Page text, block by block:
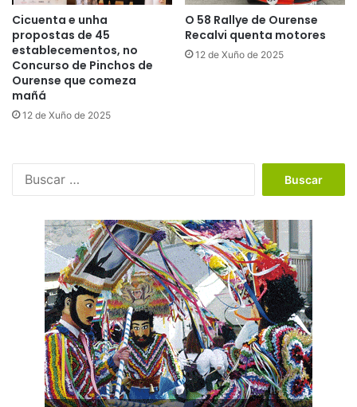
Cicuenta e unha
propostas de 45
establecementos, no
Concurso de Pinchos de
Ourense que comeza
mañá
12 de Xuño de 2025
O 58 Rallye de Ourense
Recalvi quenta motores
12 de Xuño de 2025
c
a
r
: